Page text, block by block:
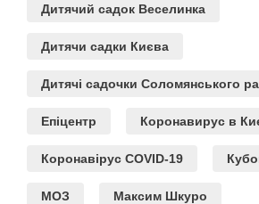
Дитячий садок Веселинка
Дитячи садки Києва
Дитячі садочки Соломянського
Епіцентр Коронавирус в
Коронавірус COVID-19
МОЗ Максим Шкуро